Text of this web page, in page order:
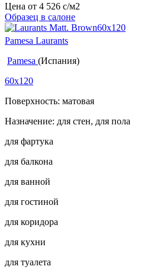
Цена от 4 526 c/м2
Образец в салоне
Pamesa Laurants
Pamesa (Испания)
60x120
Поверхность: матовая
Назначение: для стен, для пола
для фартука
для балкона
для ванной
для гостиной
для коридора
для кухни
для туалета